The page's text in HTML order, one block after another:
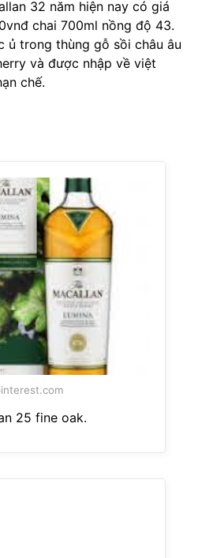
32 năm hiện nay có giá
chai 700ml nồng độ 43.
ủ trong thùng gỗ sồi châu âu
và được nhập về việt
chế.
25 fine oak.